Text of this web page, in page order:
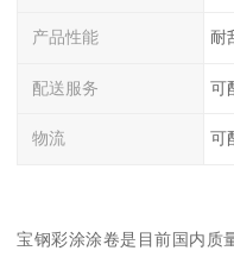
产品性能 耐
配送服务 可
物流 可
宝钢彩涂涂卷是目前国内质